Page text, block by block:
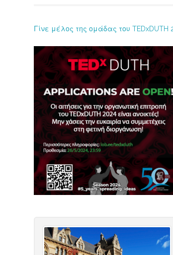
Γίνε μέλος της ομάδας του TEDxDUTH